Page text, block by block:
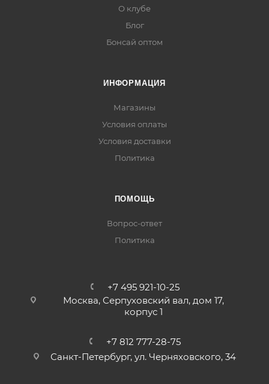
О клубе
Блог
Бонсай оптом
ИНФОРМАЦИЯ
Магазины
Условия оплаты
Условия доставки
Политика
ПОМОЩЬ
Вопрос-ответ
Политика
+7 495 921-10-25
Москва, Cерпуховский вал, дом 17,
корпус 1
+7 812 777-28-75
Санкт-Петербург, ул. Черняховского, 34